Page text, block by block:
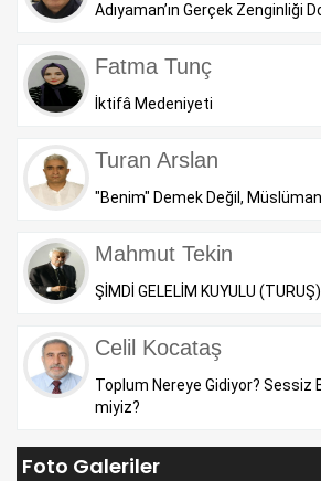
Adıyaman’ın Gerçek Zenginliği
Fatma Tunç
İktifâ Medeniyeti
Turan Arslan
"Benim" Demek Değil,
Mahmut Tekin
ŞİMDİ GELELİM KUYULU (TURUŞ)
Celil Kocataş
Toplum Nereye Gidiyor? Sessiz
miyiz?
Foto Galeriler